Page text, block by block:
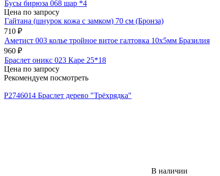
Бусы бирюза 068 шар *4
Цена по запросу
Гайтана (шнурок кожа с замком) 70 см (Бронза)
710 ₽
Аметист 003 колье тройное витое галтовка 10х5мм Бразилия
960 ₽
Браслет оникс 023 Каре 25*18
Цена по запросу
Рекомендуем посмотреть
Р2746014 Браслет дерево "Трёхрядка"
В наличии